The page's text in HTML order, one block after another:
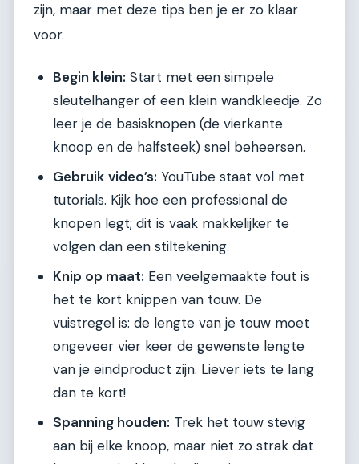
zijn, maar met deze tips ben je er zo klaar
voor.
Begin klein: Start met een simpele
sleutelhanger of een klein wandkleedje. Zo
leer je de basisknopen (de vierkante
knoop en de halfsteek) snel beheersen.
Gebruik video’s: YouTube staat vol met
tutorials. Kijk hoe een professional de
knopen legt; dit is vaak makkelijker te
volgen dan een stiltekening.
Knip op maat: Een veelgemaakte fout is
het te kort knippen van touw. De
vuistregel is: de lengte van je touw moet
ongeveer vier keer de gewenste lengte
van je eindproduct zijn. Liever iets te lang
dan te kort!
Spanning houden: Trek het touw stevig
aan bij elke knoop, maar niet zo strak dat